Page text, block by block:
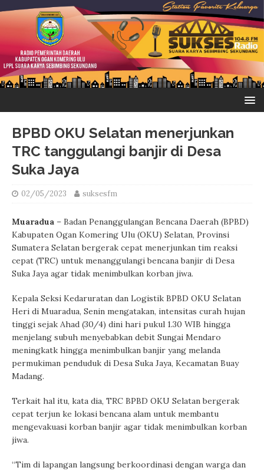
BPBD OKU Selatan menerjunkan
TRC tanggulangi banjir di Desa
Suka Jaya
02/05/2023 suksesfm
Muaradua – Badan Penanggulangan Bencana Daerah (BPBD)
Kabupaten Ogan Komering Ulu (OKU) Selatan, Provinsi
Sumatera Selatan bergerak cepat menerjunkan tim reaksi
cepat (TRC) untuk menanggulangi bencana banjir di Desa
Suka Jaya agar tidak menimbulkan korban jiwa.
Kepala Seksi Kedaruratan dan Logistik BPBD OKU Selatan
Heri di Muaradua, Senin mengatakan, intensitas curah hujan
tinggi sejak Ahad (30/4) dini hari pukul 1.30 WIB hingga
menjelang subuh menyebabkan debit Sungai Mendaro
meningkatk hingga menimbulkan banjir yang melanda
permukiman penduduk di Desa Suka Jaya, Kecamatan Buay
Madang.
Terkait hal itu, kata dia, TRC BPBD OKU Selatan bergerak
cepat terjun ke lokasi bencana alam untuk membantu
mengevakuasi korban banjir agar tidak menimbulkan korban
jiwa.
“Tim di lapangan langsung berkoordinasi dengan warga dan